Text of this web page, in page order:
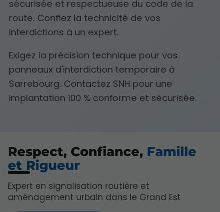
sécurisée et respectueuse du code de la
route. Confiez la technicité de vos
interdictions à un expert.
Exigez la précision technique pour vos
panneaux d'interdiction temporaire à
Sarrebourg. Contactez SNH pour une
implantation 100 % conforme et sécurisée.
Respect, Confiance, Famille
et Rigueur
Expert en signalisation routière et
aménagement urbain dans le Grand Est